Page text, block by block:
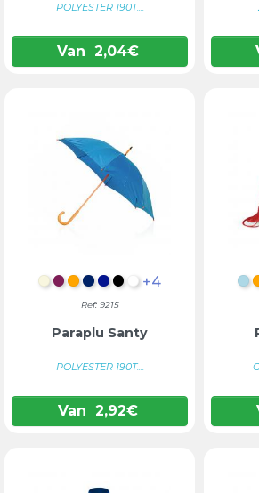
POLYESTER 190T....
Van 2,04€
NATUURLIJK
BORDEAUX
ORANJE
MARINEBLAUW
KONINGSBLAUW
ZWART
WIT
+4
Ref: 9215
Paraplu Santy
POLYESTER 190T....
Van 2,92€